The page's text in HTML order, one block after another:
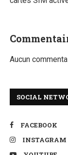
Aucun
SOCIAL
FACEBOOK
INSTAGRAM